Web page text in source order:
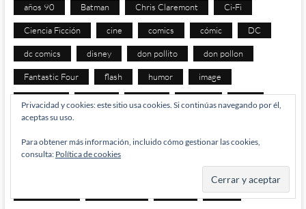
años 90 Batman Chris Claremont Ci-Fi
Ciencia Ficción cine comics cómic DC
dc comics disney don pollito don pollon
Fantastic Four flash humor image
jack kirby los 90 manga Marvel mcu
netflix PC
Star Wars superhéroes superman televisión
tv Vengadores
xbox
Privacidad y cookies: este sitio usa cookies. Si continúas navegando por él,
aceptas su uso.
Para obtener más información, incluido cómo gestionar las cookies,
consulta: Política de cookies